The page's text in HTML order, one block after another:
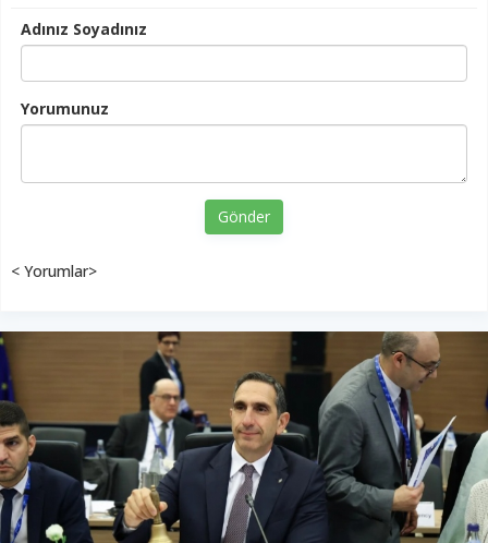
Adınız Soyadınız
Yorumunuz
Gönder
< Yorumlar>